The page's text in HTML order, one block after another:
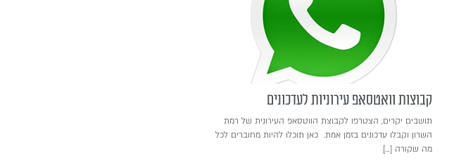
קבוצות וואטסאפ עירוניות לעדכונים
תושבים יקרים, הצטרפו לקבוצת הווטסאפ העירונית של רמת
השרון וקבלו עדכונים בזמן אמת. כאן תוכלו להיות מחוברים לכל
מה שקורה […]